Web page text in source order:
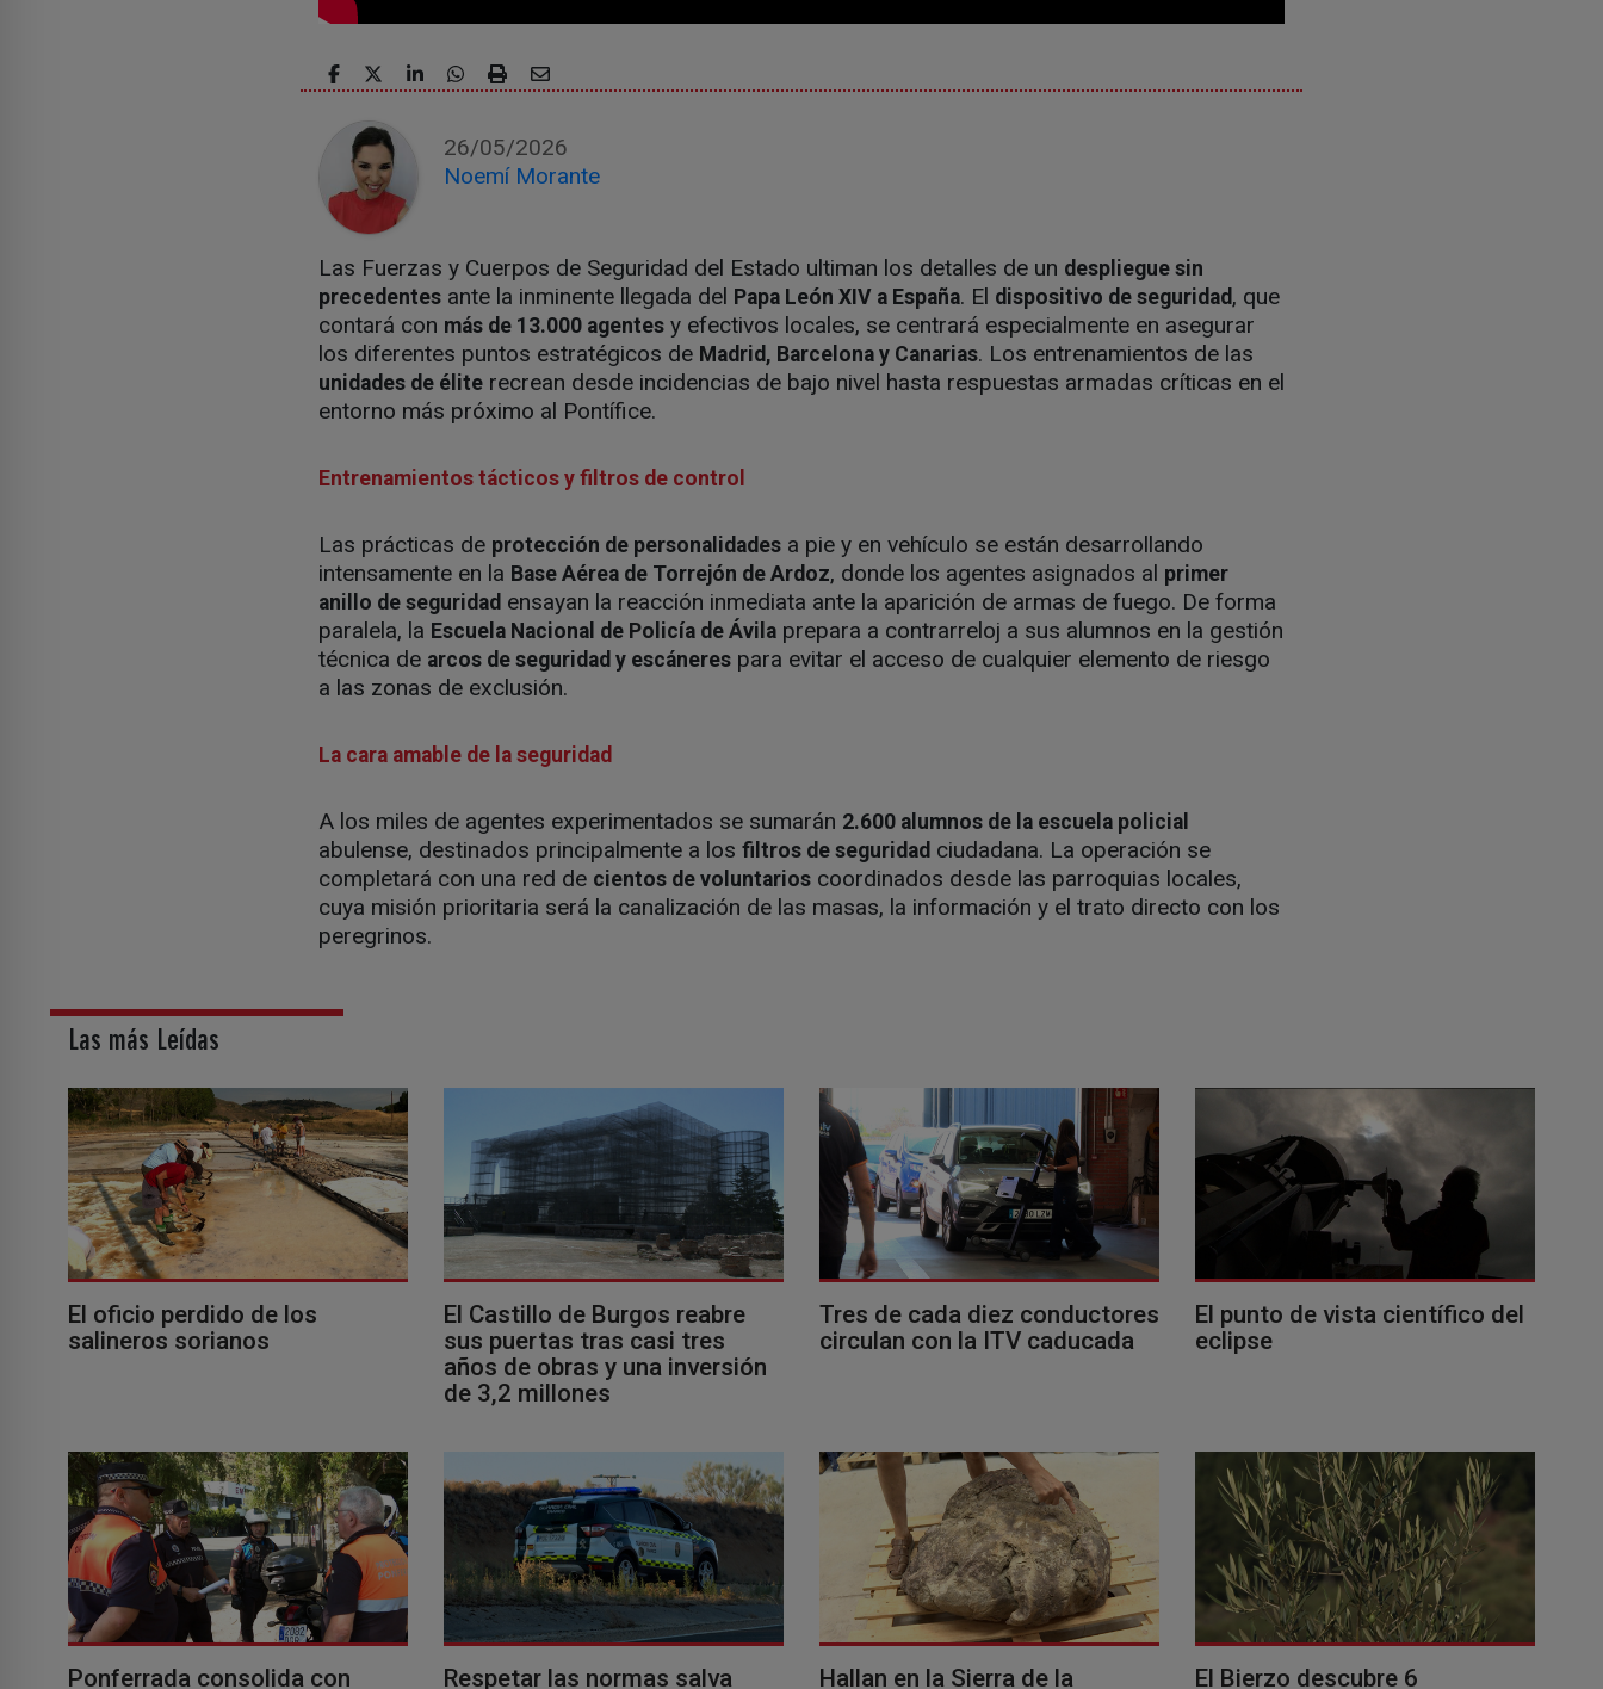
26/05/2026
Noemí Morante
Las Fuerzas y Cuerpos de Seguridad del Estado ultiman los detalles de un despliegue sin
precedentes ante la inminente llegada del Papa León XIV a España. El dispositivo de seguridad , que
contará con más de 13.000 agentes y efectivos locales, se centrará especialmente en asegurar
los diferentes puntos estratégicos de Madrid, Barcelona y Canarias. Los entrenamientos de las
unidades de élite recrean desde incidencias de bajo nivel hasta respuestas armadas críticas en el
entorno más próximo al Pontífice.
Entrenamientos tácticos y filtros de control
Las prácticas de protección de personalidades a pie y en vehículo se están desarrollando
intensamente en la Base Aérea de Torrejón de Ardoz, donde los agentes asignados al primer
anillo de seguridad ensayan la reacción inmediata ante la aparición de armas de fuego. De forma
paralela, la Escuela Nacional de Policía de Ávila prepara a contrarreloj a sus alumnos en la gestión
técnica de arcos de seguridad y escáneres para evitar el acceso de cualquier elemento de riesgo
a las zonas de exclusión.
La cara amable de la seguridad
A los miles de agentes experimentados se sumarán 2.600 alumnos de la escuela policial
abulense, destinados principalmente a los filtros de seguridad ciudadana. La operación se
completará con una red de cientos de voluntarios coordinados desde las parroquias locales,
cuya misión prioritaria será la canalización de las masas, la información y el trato directo con los
peregrinos.
Las más Leídas
El oficio perdido de los
salineros sorianos
El Castillo de Burgos reabre
sus puertas tras casi tres
años de obras y una inversión
de 3,2 millones
Tres de cada diez conductores
circulan con la ITV caducada
El punto de vista científico del
eclipse
Ponferrada consolida con Respetar las normas salva Hallan en la Sierra de la El Bierzo descubre 6